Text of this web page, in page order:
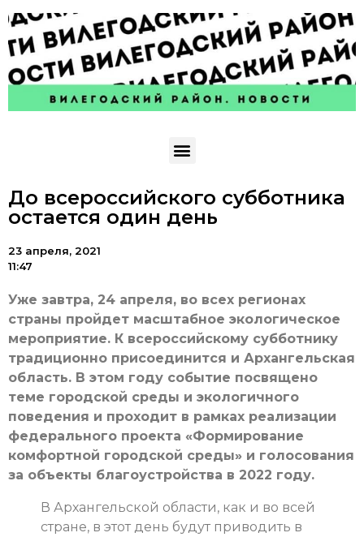
До всероссийского субботника
остается один день
23 апреля, 2021
11:47
Уже завтра, 24 апреля, во всех регионах
страны пройдет масштабное экологическое
мероприятие. К всероссийскому субботнику
традиционно присоединится и Архангельская
область. В этом году событие посвящено
теме городской среды и экологичного
поведения и проходит в рамках реализации
федерального проекта «Формирование
комфортной городской среды» и голосования
за объекты благоустройства в 2022 году.
В Архангельской области, как и во всей
стране, в этот день будут приводить в